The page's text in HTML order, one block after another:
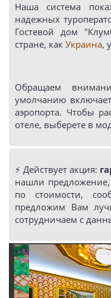
Наша система
надежных
Гостевой дом
стране, как Украина,
Обращаем
умолчанию
аэропорта. Чтобы
отеле, выберете в
⚡️ Действует акция:
нашли
по стоимости,
предложим Вам
сотрудничаем с